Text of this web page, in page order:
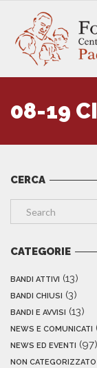
08-19
CERCA
CATEGORIE
BANDI ATTIVI (13)
BANDI CHIUSI (3)
BANDI E AVVISI (13)
NEWS E COMUNICATI
NEWS ED EVENTI (97)
NON CATEGORIZZATO